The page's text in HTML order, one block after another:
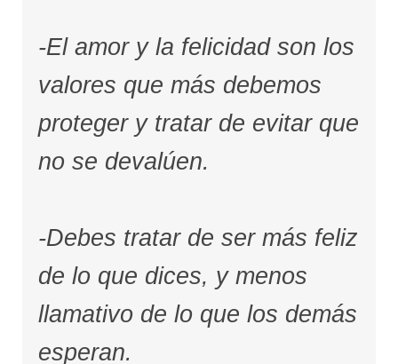
-El amor y la felicidad son los
valores que más debemos
proteger y tratar de evitar que
no se devalúen.
-Debes tratar de ser más feliz
de lo que dices, y menos
llamativo de lo que los demás
esperan.